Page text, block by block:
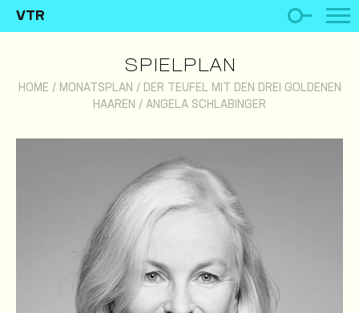
VTR
SPIELPLAN
HOME / MONATSPLAN / DER TEUFEL MIT DEN DREI GOLDENEN
HAAREN / ANGELA SCHLABINGER